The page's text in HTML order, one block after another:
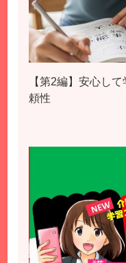
【第2編】安心し
頼性